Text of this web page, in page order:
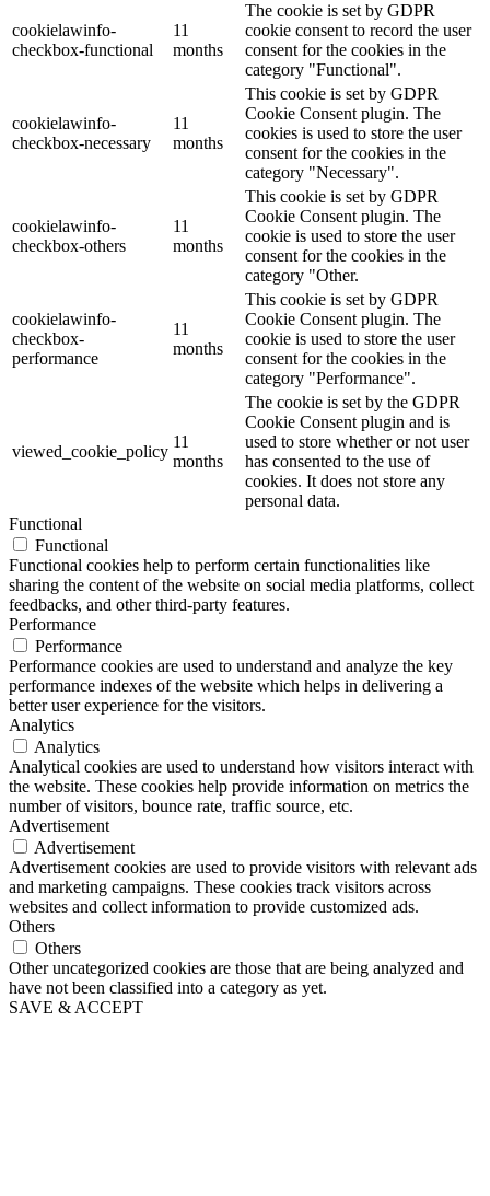
cookielawinfo-
checkbox-functional
11
months
The cookie is set by GDPR
cookie consent to record the user
consent for the cookies in the
category "Functional".
cookielawinfo-
checkbox-necessary
11
months
This cookie is set by GDPR
Cookie Consent plugin. The
cookies is used to store the user
consent for the cookies in the
category "Necessary".
cookielawinfo-
checkbox-others
11
months
This cookie is set by GDPR
Cookie Consent plugin. The
cookie is used to store the user
consent for the cookies in the
category "Other.
cookielawinfo-
checkbox-
performance
11
months
This cookie is set by GDPR
Cookie Consent plugin. The
cookie is used to store the user
consent for the cookies in the
category "Performance".
viewed_cookie_policy
11
months
The cookie is set by the GDPR
Cookie Consent plugin and is
used to store whether or not user
has consented to the use of
cookies. It does not store any
personal data.
Functional
Functional
Functional cookies help to perform certain functionalities like
sharing the content of the website on social media platforms, collect
feedbacks, and other third-party features.
Performance
Performance
Performance cookies are used to understand and analyze the key
performance indexes of the website which helps in delivering a
better user experience for the visitors.
Analytics
Analytics
Analytical cookies are used to understand how visitors interact with
the website. These cookies help provide information on metrics the
number of visitors, bounce rate, traffic source, etc.
Advertisement
Advertisement
Advertisement cookies are used to provide visitors with relevant ads
and marketing campaigns. These cookies track visitors across
websites and collect information to provide customized ads.
Others
Others
Other uncategorized cookies are those that are being analyzed and
have not been classified into a category as yet.
SAVE & ACCEPT